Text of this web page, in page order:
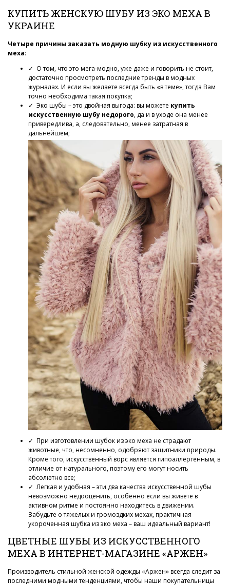
КУПИТЬ ЖЕНСКУЮ ШУБУ ИЗ ЭКО МЕХА В
УКРАИНЕ
Четыре причины заказать модную шубку из искусственного
меха:
✓ О том, что это мега-модно, уже даже и говорить не стоит,
достаточно просмотреть последние тренды в модных
журналах. И если вы желаете всегда быть «в теме», тогда Вам
точно необходима такая покупка;
✓ Эко шубы – это двойная выгода: вы можете купить
искусственную шубу недорого, да и в уходе она менее
привередлива, а, следовательно, менее затратная в
дальнейшем;
✓ При изготовлении шубок из эко меха не страдают
животные, что, несомненно, одобряют защитники природы.
Кроме того, искусственный ворс является гипоаллергенным, в
отличие от натурального, поэтому его могут носить
абсолютно все;
✓ Легкая и удобная – эти два качества искусственной шубы
невозможно недооценить, особенно если вы живете в
активном ритме и постоянно находитесь в движении.
Забудьте о тяжелых и громоздких мехах, практичная
укороченная шубка из эко меха – ваш идеальный вариант!
ЦВЕТНЫЕ ШУБЫ ИЗ ИСКУССТВЕННОГО
МЕХА В ИНТЕРНЕТ-МАГАЗИНЕ «АРЖЕН»
Производитель стильной женской одежды «Аржен» всегда следит за
последними модными тенденциями, чтобы наши покупательницы